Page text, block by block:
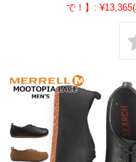
で！】: ¥13,365